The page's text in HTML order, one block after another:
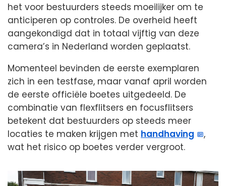
het voor bestuurders steeds moeilijker om te
anticiperen op controles. De overheid heeft
aangekondigd dat in totaal vijftig van deze
camera’s in Nederland worden geplaatst.
Momenteel bevinden de eerste exemplaren
zich in een testfase, maar vanaf april worden
de eerste officiële boetes uitgedeeld. De
combinatie van flexflitsers en focusflitsers
betekent dat bestuurders op steeds meer
locaties te maken krijgen met handhaving
,
wat het risico op boetes verder vergroot.